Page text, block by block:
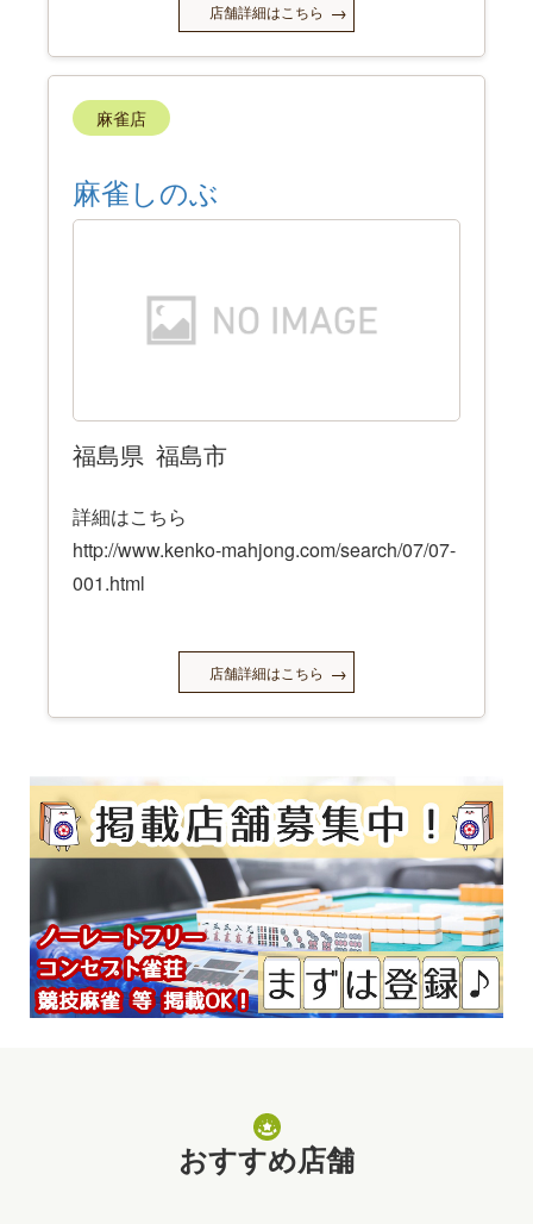
店舗詳細はこちら
麻雀店
麻雀しのぶ
福島県 福島市
詳細はこちら
http://www.kenko-mahjong.com/search/07/07-
001.html
店舗詳細はこちら
おすすめ店舗